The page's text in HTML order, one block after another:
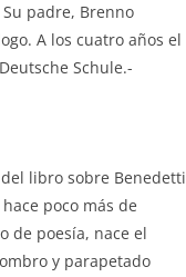
padre, Brenno
A los cuatro años el
Schule.-
libro sobre Benedetti
poco más de
de poesía, nace el
y parapetado